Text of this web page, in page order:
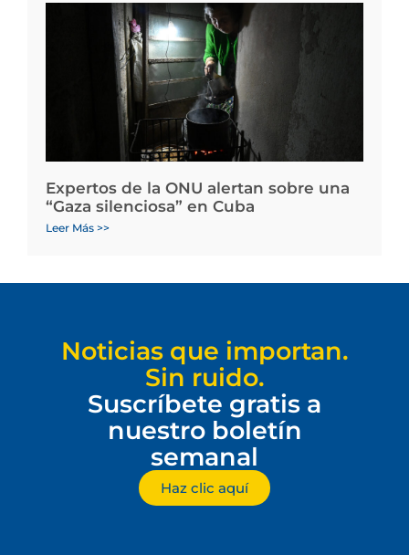
Expertos de la ONU alertan sobre una
“Gaza silenciosa” en Cuba
Leer Más >>
Noticias que importan.
Sin ruido.
Suscríbete gratis a
nuestro boletín
semanal
Haz clic aquí